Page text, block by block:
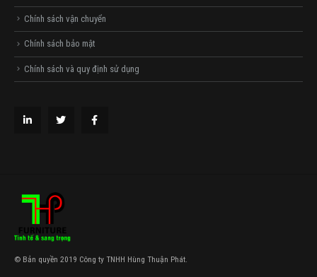
Chính sách vận chuyển
Chính sách bảo mật
Chính sách và quy định sử dụng
© Bản quyền 2019 Công ty TNHH Hùng Thuận Phát.